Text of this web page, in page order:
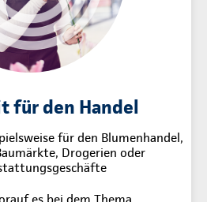
für den Handel
für den Blumenhandel,
Drogerien oder